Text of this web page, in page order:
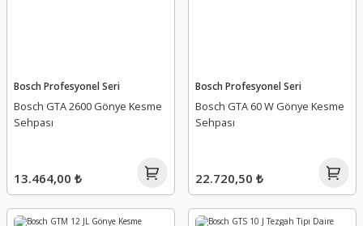
Bosch Profesyonel Seri
Bosch GTA 2600 Gönye Kesme
Sehpası
13.464,00 ₺
Bosch Profesyonel Seri
Bosch GTA 60 W Gönye Kesme
Sehpası
22.720,50 ₺